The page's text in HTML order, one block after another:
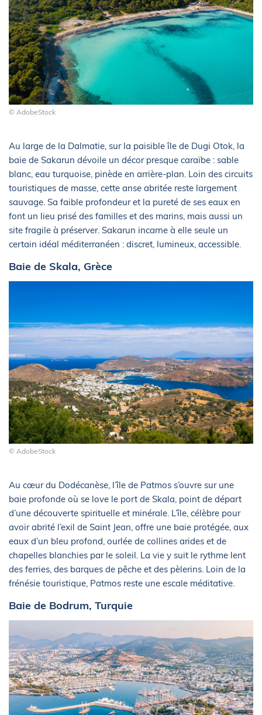
© AdobeStock
Au large de la Dalmatie, sur la paisible île de Dugi Otok, la
baie de Sakarun dévoile un décor presque caraïbe : sable
blanc, eau turquoise, pinède en arrière-plan. Loin des circuits
touristiques de masse, cette anse abritée reste largement
sauvage. Sa faible profondeur et la pureté de ses eaux en
font un lieu prisé des familles et des marins, mais aussi un
site fragile à préserver. Sakarun incarne à elle seule un
certain idéal méditerranéen : discret, lumineux, accessible.
Baie de Skala, Grèce
© AdobeStock
Au cœur du Dodécanèse, l’île de Patmos s’ouvre sur une
baie profonde où se love le port de Skala, point de départ
d’une découverte spirituelle et minérale. L’île, célèbre pour
avoir abrité l’exil de Saint Jean, offre une baie protégée, aux
eaux d’un bleu profond, ourlée de collines arides et de
chapelles blanchies par le soleil. La vie y suit le rythme lent
des ferries, des barques de pêche et des pèlerins. Loin de la
frénésie touristique, Patmos reste une escale méditative.
Baie de Bodrum, Turquie